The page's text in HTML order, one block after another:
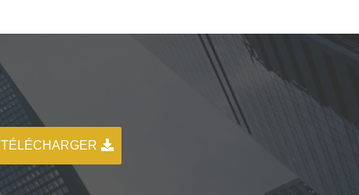
TÉLÉCHARGER